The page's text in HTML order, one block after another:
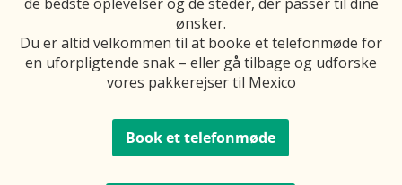
ønsker.
Du er altid velkommen til at booke et telefonmøde for
en uforpligtende snak – eller gå tilbage og udforske
vores pakkerejser til Mexico
Book et telefonmøde